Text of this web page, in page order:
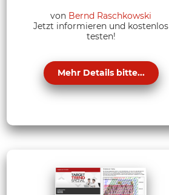
von Bernd Raschkowski
Jetzt informieren und kostenlos
testen!
Mehr Details bitte...